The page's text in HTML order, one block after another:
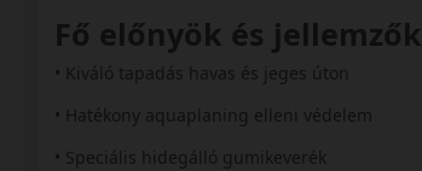
Fő előnyök és jellemzők
• Kiváló tapadás havas és jeges úton
• Hatékony aquaplaning elleni védelem
• Speciális hidegálló gumikeverék